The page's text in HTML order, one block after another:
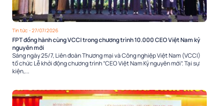
Tin tức - 27/07/2026
FPT đồng hành cùng VCCI trong chương trình 10.000 CEO Việt Nam kỷ
nguyên mới
Sáng ngày 25/7, Liên đoàn Thương mại và Công nghiệp Việt Nam (VCCI)
tổ chức Lễ khởi động chương trình “CEO Việt Nam Kỷ nguyên mới”. Tại sự
kiện,...